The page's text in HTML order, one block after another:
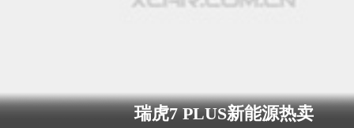
瑞虎7 PLUS新能源热卖